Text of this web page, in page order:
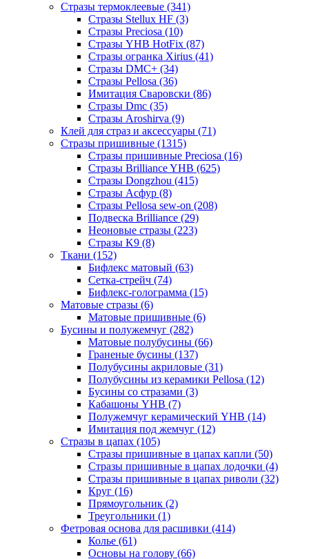
Стразы термоклеевые (341)
Стразы Stellux HF (3)
Стразы Preciosa (10)
Стразы YHB HotFix (87)
Стразы огранка Xirius (41)
Стразы DMC+ (34)
Стразы Pellosa (36)
Имитация Сваровски (86)
Стразы Dmc (35)
Стразы Aroshirva (9)
Клей для страз и аксессуары (71)
Стразы пришивные (1315)
Стразы пришивные Preciosa (16)
Стразы Brilliance YHB (625)
Стразы Dongzhou (415)
Стразы Асфур (8)
Стразы Pellosa sew-on (208)
Подвеска Brilliance (29)
Неоновые стразы (223)
Стразы K9 (8)
Ткани (152)
Бифлекс матовый (63)
Сетка-стрейч (74)
Бифлекс-голограмма (15)
Матовые стразы (6)
Матовые пришивные (6)
Бусины и полужемчуг (282)
Матовые полубусины (66)
Граненые бусины (137)
Полубусины акриловые (31)
Полубусины из керамики Pellosa (12)
Бусины со стразами (3)
Кабашоны YHB (7)
Полужемчуг керамический YHB (14)
Имитация под жемчуг (12)
Стразы в цапах (105)
Стразы пришивные в цапах капли (50)
Стразы пришивные в цапах лодочки (4)
Стразы пришивные в цапах риволи (32)
Круг (16)
Прямоугольник (2)
Треугольники (1)
Фетровая основа для расшивки (414)
Колье (61)
Основы на голову (66)